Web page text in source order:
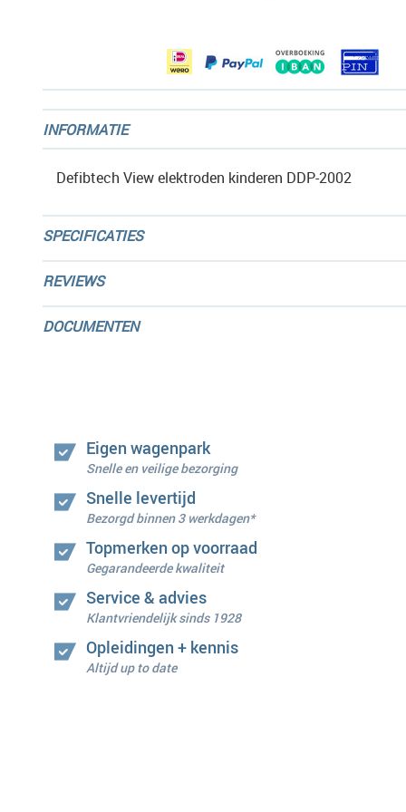
INFORMATIE
Defibtech View elektroden kinderen DDP-2002
SPECIFICATIES
REVIEWS
DOCUMENTEN
Eigen wagenpark
Snelle en veilige bezorging
Snelle levertijd
Bezorgd binnen 3 werkdagen*
Topmerken op voorraad
Gegarandeerde kwaliteit
Service & advies
Klantvriendelijk sinds 1928
Opleidingen + kennis
Altijd up to date